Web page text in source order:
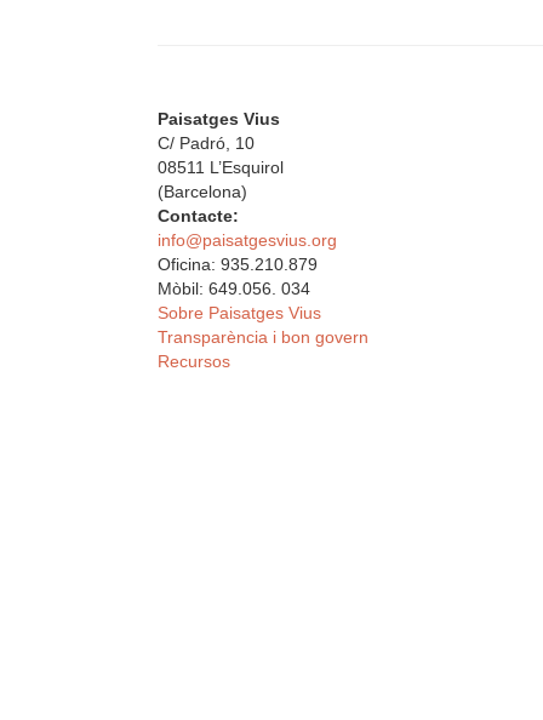
Paisatges Vius
C/ Padró, 10
08511 L’Esquirol
(Barcelona)
Contacte:
info@paisatgesvius.org
Oficina: 935.210.879
Mòbil: 649.056. 034
Sobre Paisatges Vius
Transparència i bon govern
Recursos